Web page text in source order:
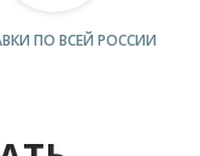
ПО ВСЕЙ РОССИИ